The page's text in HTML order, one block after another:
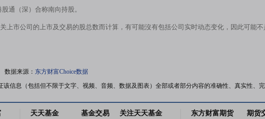
通（深）合称南向持股。
上市公司的上市及交易的股总数而计算，有可能沒有包括公司实时动态变化，因此可能
数据来源： 东方财富Choice数据
信息（包括但不限于文字、视频、音频、数据及图表）全部或者部分内容的准确性、真实性、
天天基金 基金交易 关注天天基金 东方财富期货 期货